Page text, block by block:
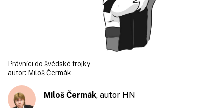
Právníci do švédské trojky
autor: Miloš Čermák
Miloš Čermák, autor HN